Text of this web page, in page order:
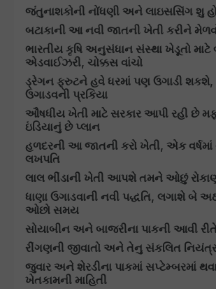
જંતુનાશકોની નોંધણી અને લાઇસસિંગ શુ
બટાકાની આ નવી જાતની ખેતી કરીને
ભારતીય કૃષિ અનુસંધાન સંસ્થા ખેડૂતો માટે
એડવાઈઝરી, ચોક્કસ વાંચો
ડ્રેગન ફ્રુટને હવે ધરમાં પણ ઉગાડી
ઉગાડવની પ્રકિયા
ઔષધીય ખેતી માટે સરકાર આપી રહી છે
ઇંડિયાનું છે પ્લાન
હળદરની આ જાતની કરો ખેતી, એક
લખપતિ
લાલ ભીંડાની ખેતી આપશે તમને ઓછું
ધાણા ઉગાડવાની નવી પદ્ધતિ, લગાશે બે
ઓછો સમય
સોયાબીન અને બાજરીના પાકની આવી રીતે
રીંગણની જીવાતો અને તેનુ સંકલિત
જુવાર અને શેરડીના પાકમાં સપ્ટેમ્બરમાં
ખેતકામની માહિતી